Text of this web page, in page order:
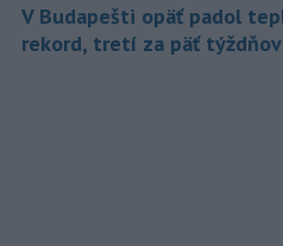
V Budapešti opäť padol
rekord, tretí za päť týždňov